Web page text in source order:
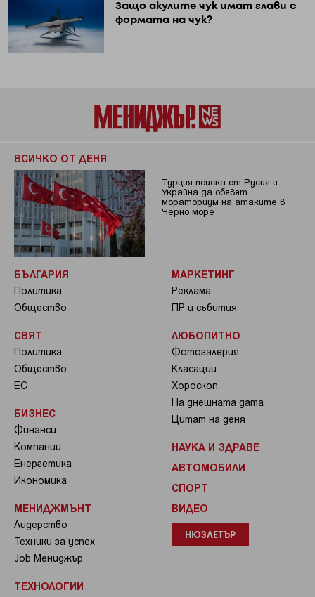
Защо акулите чук имат глави с
формата на чук?
ВСИЧКО ОТ ДЕНЯ
Турция поиска от Русия и
Украйна да обявят
мораториум на атаките в
Черно море
БЪЛГАРИЯ
Политика
Общество
СВЯТ
Политика
Общество
ЕС
БИЗНЕС
Финанси
Компании
Енергетика
Икономика
МЕНИДЖМЪНТ
Лидерство
Техники за успех
Job Мениджър
ТЕХНОЛОГИИ
МАРКЕТИНГ
Реклама
ПР и събития
ЛЮБОПИТНО
Фотогалерия
Класации
Хороскоп
На днешната дата
Цитат на деня
НАУКА И ЗДРАВЕ
АВТОМОБИЛИ
СПОРТ
ВИДЕО
НЮЗЛЕТЪР